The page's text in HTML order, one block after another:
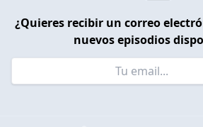
¿Quieres recibir un correo
nuevos episodios